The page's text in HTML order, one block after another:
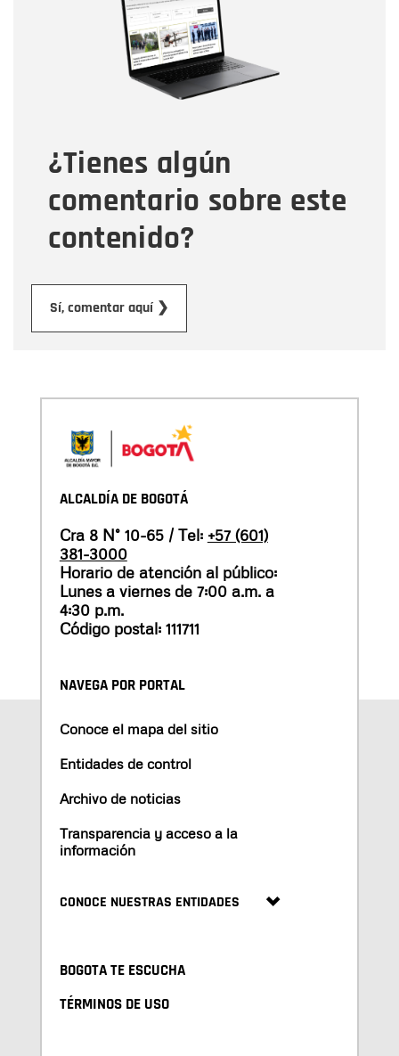
¿Tienes algún
comentario sobre este
contenido?
Sí, comentar aquí ❯
Correo electrónico
Tipo de comentario
Mensaje
ALCALDÍA DE BOGOTÁ
Cra 8 N° 10-65 / Tel: +57 (601)
381-3000
Horario de atención al público:
Lunes a viernes de 7:00 a.m. a
4:30 p.m.
Código postal: 111711
NAVEGA POR PORTAL
Conoce el mapa del sitio
Entidades de control
Archivo de noticias
Transparencia y acceso a la
información
CONOCE NUESTRAS ENTIDADES
BOGOTA TE ESCUCHA
TÉRMINOS DE USO